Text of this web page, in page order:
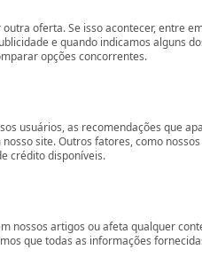
oferta. Se isso acontecer, entre
e quando indicamos alguns
opções concorrentes.
usuários, as recomendações que
site. Outros fatores, como
crédito disponíveis.
nossos artigos ou afeta qualquer
que todas as informações